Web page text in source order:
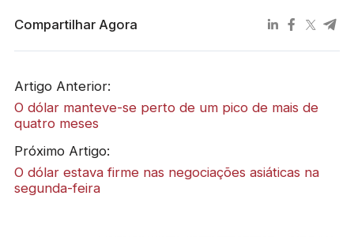
Compartilhar Agora
Artigo Anterior:
O dólar manteve-se perto de um pico de mais de
quatro meses
Próximo Artigo:
O dólar estava firme nas negociações asiáticas na
segunda-feira